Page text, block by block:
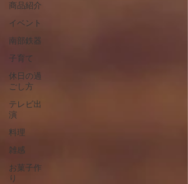
商品紹介
イベント
南部鉄器
子育て
休日の過
ごし方
テレビ出
演
料理
雑感
お菓子作
り